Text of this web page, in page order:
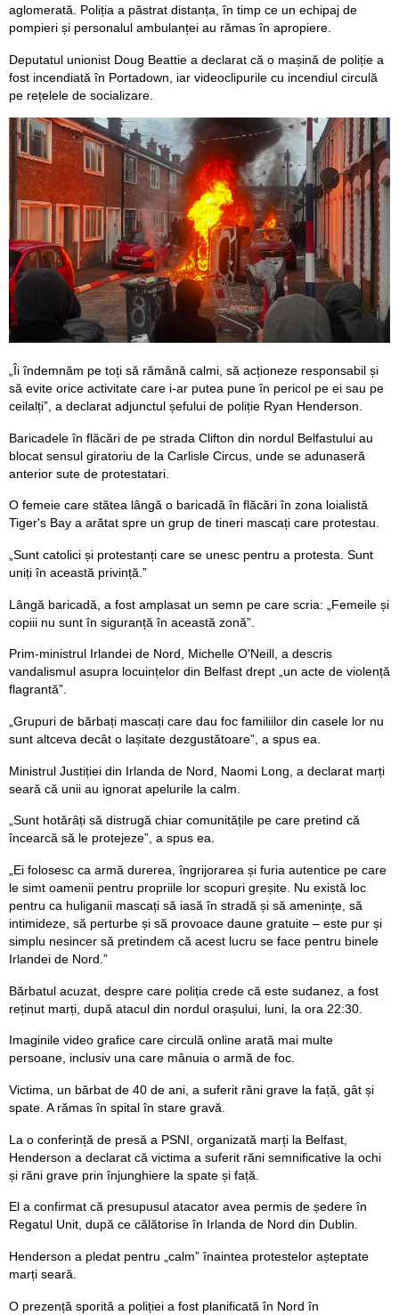
aglomerată. Poliția a păstrat distanța, în timp ce un echipaj de
pompieri și personalul ambulanței au rămas în apropiere.
Deputatul unionist Doug Beattie a declarat că o mașină de poliție a
fost incendiată în Portadown, iar videoclipurile cu incendiul circulă
pe rețelele de socializare.
„Îi îndemnăm pe toți să rămână calmi, să acționeze responsabil și
să evite orice activitate care i-ar putea pune în pericol pe ei sau pe
ceilalți”, a declarat adjunctul șefului de poliție Ryan Henderson.
Baricadele în flăcări de pe strada Clifton din nordul Belfastului au
blocat sensul giratoriu de la Carlisle Circus, unde se adunaseră
anterior sute de protestatari.
O femeie care stătea lângă o baricadă în flăcări în zona loialistă
Tiger's Bay a arătat spre un grup de tineri mascați care protestau.
„Sunt catolici și protestanți care se unesc pentru a protesta. Sunt
uniți în această privință.”
Lângă baricadă, a fost amplasat un semn pe care scria: „Femeile și
copiii nu sunt în siguranță în această zonă”.
Prim-ministrul Irlandei de Nord, Michelle O'Neill, a descris
vandalismul asupra locuințelor din Belfast drept „un acte de violență
flagrantă”.
„Grupuri de bărbați mascați care dau foc familiilor din casele lor nu
sunt altceva decât o lașitate dezgustătoare”, a spus ea.
Ministrul Justiției din Irlanda de Nord, Naomi Long, a declarat marți
seară că unii au ignorat apelurile la calm.
„Sunt hotărâți să distrugă chiar comunitățile pe care pretind că
încearcă să le protejeze”, a spus ea.
„Ei folosesc ca armă durerea, îngrijorarea și furia autentice pe care
le simt oamenii pentru propriile lor scopuri greșite. Nu există loc
pentru ca huliganii mascați să iasă în stradă și să amenințe, să
intimideze, să perturbe și să provoace daune gratuite – este pur și
simplu nesincer să pretindem că acest lucru se face pentru binele
Irlandei de Nord.”
Bărbatul acuzat, despre care poliția crede că este sudanez, a fost
reținut marți, după atacul din nordul orașului, luni, la ora 22:30.
Imaginile video grafice care circulă online arată mai multe
persoane, inclusiv una care mânuia o armă de foc.
Victima, un bărbat de 40 de ani, a suferit răni grave la față, gât și
spate. A rămas în spital în stare gravă.
La o conferință de presă a PSNI, organizată marți la Belfast,
Henderson a declarat că victima a suferit răni semnificative la ochi
și răni grave prin înjunghiere la spate și față.
El a confirmat că presupusul atacator avea permis de ședere în
Regatul Unit, după ce călătorise în Irlanda de Nord din Dublin.
Henderson a pledat pentru „calm” înaintea protestelor așteptate
marți seară.
O prezență sporită a poliției a fost planificată în Nord în